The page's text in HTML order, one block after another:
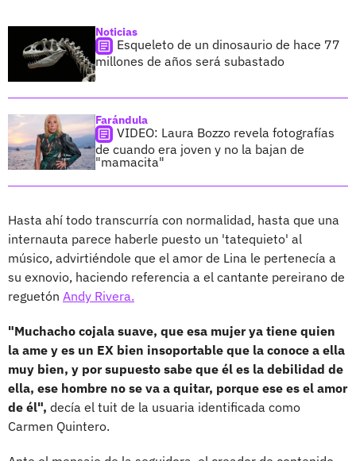
Noticias
Esqueleto de un dinosaurio de hace 77
millones de años será subastado
Farándula
VIDEO: Laura Bozzo revela fotografías
de cuando era joven y no la bajan de
"mamacita"
Hasta ahí todo transcurría con normalidad, hasta que una
internauta parece haberle puesto un 'tatequieto' al
músico, advirtiéndole que el amor de Lina le pertenecía a
su exnovio, haciendo referencia a el cantante pereirano de
reguetón Andy Rivera.
"Muchacho cojala suave, que esa mujer ya tiene quien
la ame y es un EX bien insoportable que la conoce a ella
muy bien, y por supuesto sabe que él es la debilidad de
ella, ese hombre no se va a quitar, porque ese es el amor
de él", decía el tuit de la usuaria identificada como
Carmen Quintero.